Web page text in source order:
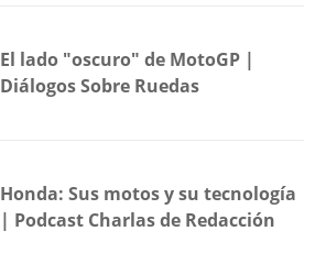
El lado "oscuro" de MotoGP |
Diálogos Sobre Ruedas
Honda: Sus motos y su tecnología
| Podcast Charlas de Redacción